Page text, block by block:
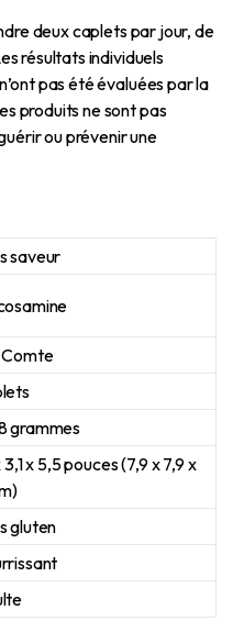
deux caplets par jour, de
résultats individuels
pas été évaluées par la
produits ne sont pas
ou prévenir une
saveur
grammes
3,1 x 5,5 pouces (7,9 x 7,9 x
gluten